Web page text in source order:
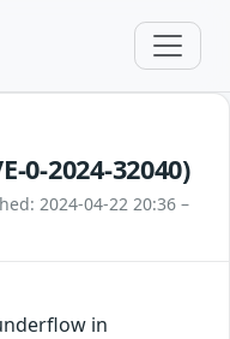
0-2024-32040)
2024-04-22 20:36 –
in